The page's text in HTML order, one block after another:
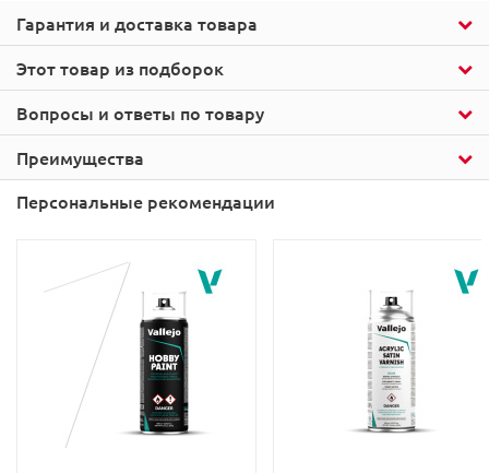
Этот товар из подборок
Гарантия и доставка товара
Вопросы и ответы по товару
Преимущества
Персональные рекомендации